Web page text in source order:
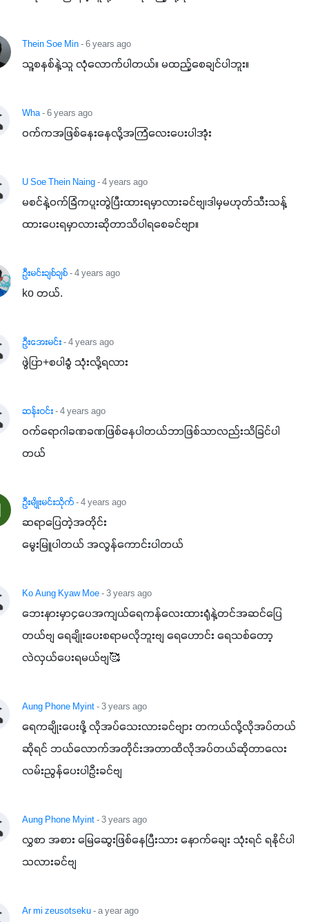
Thein Soe Min- 6 years ago
သူ့စနစ်နဲ့သူ လုံလောက်ပါတယ်။ မထည့်စေချင်ပါဘူး။
Wha- 6 years ago
ဝက်ကအဖြစ်နေးနေလို့အကြံလေးပေးပါအုံး
U Soe Thein Naing- 4 years ago
မစင်နဲ့ဝက်ခြံကပူးတွဲပြီးထားရမှာလားခင်ဗျ၊ဒါမှမဟုတ်သီးသန့်
ထားပေးရမှာလားဆိုတာသိပါရစေခင်ဗျာ။
ဦးမင်းချစ်ချစ်- 4 years ago
ko တယ်.
ဦးအေးမင်း- 4 years ago
ဖွဲပြာ+စပါခွံ သုံးလို့ရလား
ဆန်းဝင်း- 4 years ago
ဝက်ရောဂါခဏခဏဖြစ်နေပါတယ်ဘာဖြစ်သာလည်းသိခြင်ပါ
တယ်
ဦးမျိုးမင်းသိုက်- 4 years ago
ဆရာပြေတဲ့အတိုင်း
မွေးမြူပါတယ် အလွန်ကောင်းပါတယ်
Ko Aung Kyaw Moe- 3 years ago
ဘေးနားမှာ၄ပေအကျယ်ရေကန်လေးထားရုံနဲ့တင်အဆင်ပြေ
တယ်ဗျ ရေချိုးပေးစရာမလိုဘူးဗျ ရေဟောင်း ရေသစ်တော့
လဲလှယ်ပေးရမယ်ဗျ🥰
Aung Phone Myint- 3 years ago
ရေကချိုးပေးဖို့ လိုအပ်သေးလားခင်ဗျား တကယ်လို့လိုအပ်တယ်
ဆိုရင် ဘယ်လောက်အတိုင်းအတာထိလိုအပ်တယ်ဆိုတာလေး
လမ်းညွန်ပေးပါဦးခင်ဗျ
Aung Phone Myint- 3 years ago
လွှစာ အစား မြေဆွေးဖြစ်နေပြီးသား နောက်ချေး သုံးရင် ရနိုင်ပါ
သလားခင်ဗျ
Ar mi zeusotseku- a year ago